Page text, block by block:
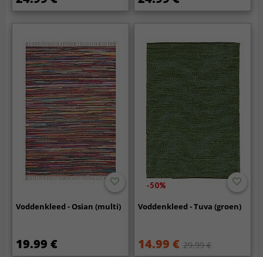
Voddenkleed - Osian (multi)
19.99 €
-50%
Voddenkleed - Tuva (groen)
14.99 € 29.99 €